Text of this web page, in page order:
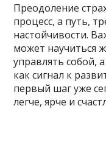
Преодоление
процесс, а путь,
настойчивости.
может научиться
управлять собой,
как сигнал к
первый шаг уже
легче, ярче и